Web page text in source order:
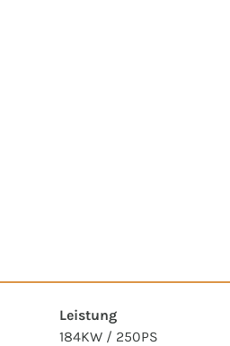
Leistung
184KW / 250PS